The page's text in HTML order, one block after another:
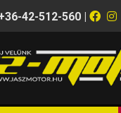
42-512-560 |